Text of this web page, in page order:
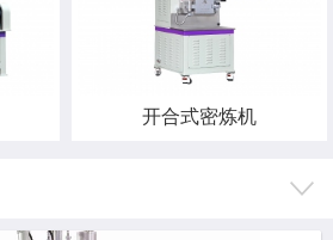
开合式密炼机